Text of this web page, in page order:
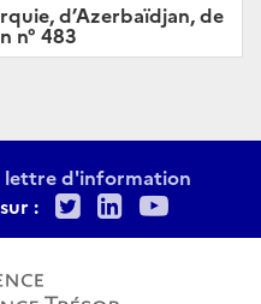
d’Azerbaïdjan, de
n° 483
lettre d'information
:
TwitterLinkedIn